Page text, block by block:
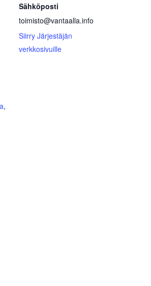
,
Sähköposti
toimisto@vantaalla.info
Siirry Järjestäjän
verkkosivuille